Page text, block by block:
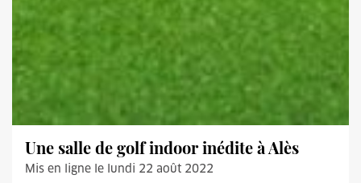
Une salle de golf indoor inédite à Alès
Mis en ligne le lundi 22 août 2022